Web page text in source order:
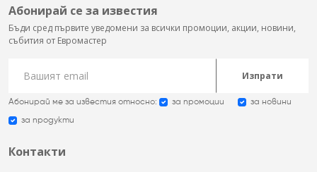
Абонирай се за известия
Бъди сред първите уведомени за всички промоции, акции, новини,
събития от Евромастер
Изпрати
Абонирай ме за известия относно: за промоции за новини
за продукти
Контакти